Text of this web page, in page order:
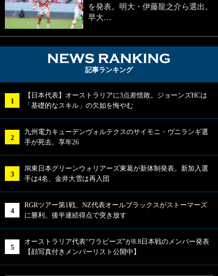
を発表。明大・伊藤龍之介ら選出。
早大…
記事ランキング
【日本代表】オーストラリアに3点差惜敗。ジョーンズHCは
「基礎的なスキル」の欠如を悔やむ
九州電力キューデンヴォルテクスのサイモニ・ヴニランギ選
手が死去。享年26
JR東日本グリーンウォリアーズ東葛が新体制発表。新加入選
手は4名、金井大雪は再入団
RGRツアー第1戦、NZ代表オールブラックスがストーマーズ
に勝利。後半連続得点で突き放す
オーストラリア代表“ワラビーズ”が8.8日本戦のメンバー発表
【顔写真付きメンバーリスト公開中】